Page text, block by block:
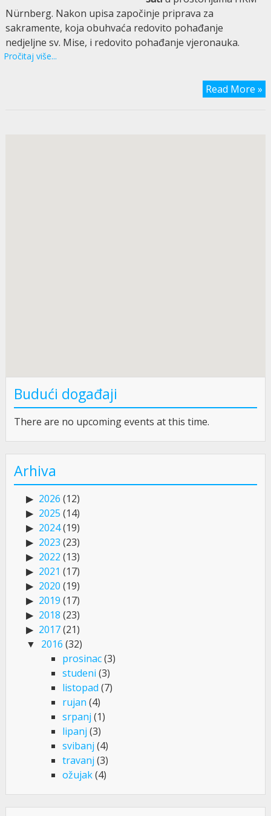
Nürnberg. Nakon upisa započinje priprava za
sakramente, koja obuhvaća redovito pohađanje
nedjeljne sv. Mise, i redovito pohađanje vjeronauka.
Pročitaj više...
Read More »
Budući događaji
There are no upcoming events at this time.
Arhiva
2026 (12)
2025 (14)
2024(19)
2023 (23)
2022 (13)
2021 (17)
2020 (19)
2019 (17)
2018 (23)
2017(21)
2016 (32)
prosinac(3)
studeni (3)
listopad (7)
rujan (4)
srpanj (1)
lipanj (3)
svibanj (4)
travanj (3)
ožujak(4)